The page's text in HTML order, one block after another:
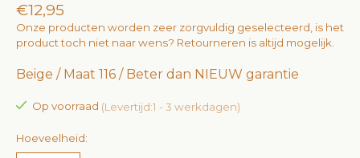
€12,95
Onze producten worden zeer zorgvuldig geselecteerd, is het
product toch niet naar wens? Retourneren is altijd mogelijk.
Beige / Maat 116 / Beter dan NIEUW garantie
Op voorraad (Levertijd:1 - 3 werkdagen)
Hoeveelheid: